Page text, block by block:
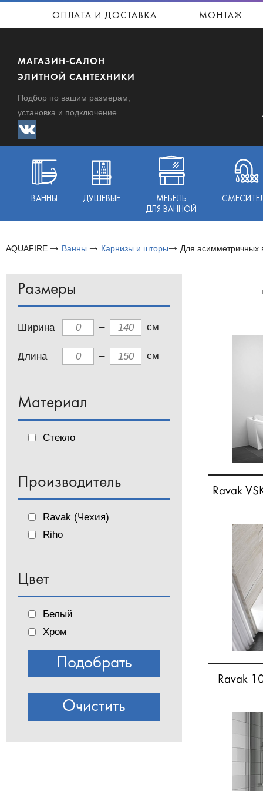
ОПЛАТА И ДОСТАВКА МОНТАЖ
МАГАЗИН-САЛОН
ЭЛИТНОЙ САНТЕХНИКИ
Подбор по вашим размерам,
установка и подключение
ВАННЫ ДУШЕВЫЕ
МЕБЕЛЬ
ДЛЯ ВАННОЙ
AQUAFIRE Ванны Карнизы и шторы Для асимметричных
Размеры
Ширина – см
Длина – см
Материал
Стекло
Производитель
Ravak (Чехия)
Riho
Цвет
Белый
Хром
Ravak
Ravak